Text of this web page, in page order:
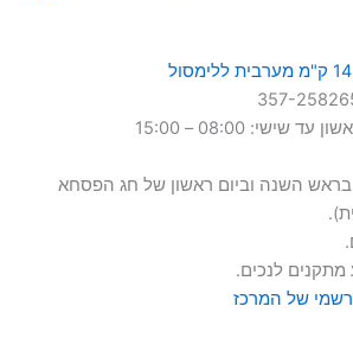
08:00 – 15:00
בראש השנה וביום ראשון של חג הפסחא
מתקנים לנכים.
של המרכז